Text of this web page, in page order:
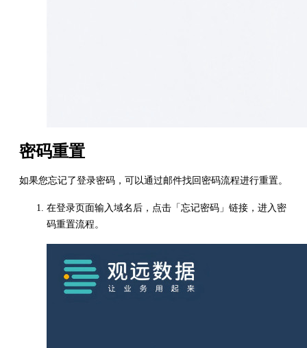
密码重置
如果您忘记了登录密码，可以通过邮件找回密码流程进行重置。
在登录页面输入域名后，点击「忘记密码」链接，进入密
码重置流程。